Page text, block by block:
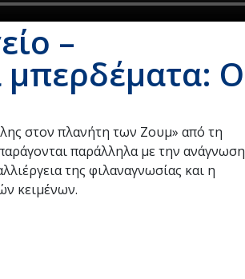
–
μπερδέματα: Ο
στον πλανήτη των Ζουμ» από τη
παράλληλα με την ανάγνωση
της φιλαναγνωσίας και η
κειμένων.